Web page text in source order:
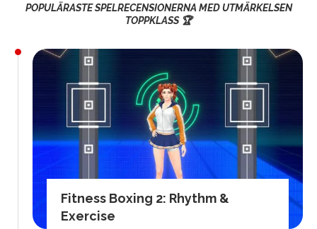
POPULÄRASTE SPELRECENSIONERNA MED UTMÄRKELSEN
TOPPKLASS 🏆
Fitness Boxing 2: Rhythm &
Exercise